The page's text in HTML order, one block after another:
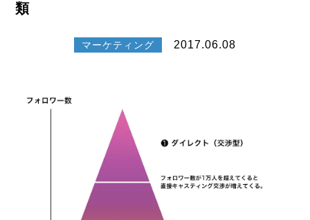
類
マーケティング 2017.06.08